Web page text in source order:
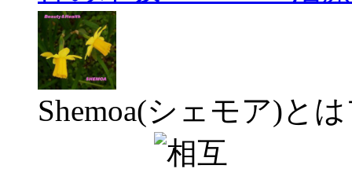
Shemoa(シェモア)と